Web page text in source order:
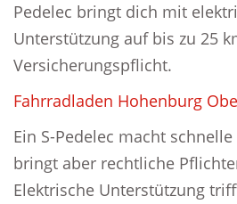
Pedelec bringt dich mit
Unterstützung auf bis zu 25
Versicherungspflicht.
Fahrradladen Hohenburg
Ein S-Pedelec macht
bringt aber rechtliche
Elektrische Unterstützung